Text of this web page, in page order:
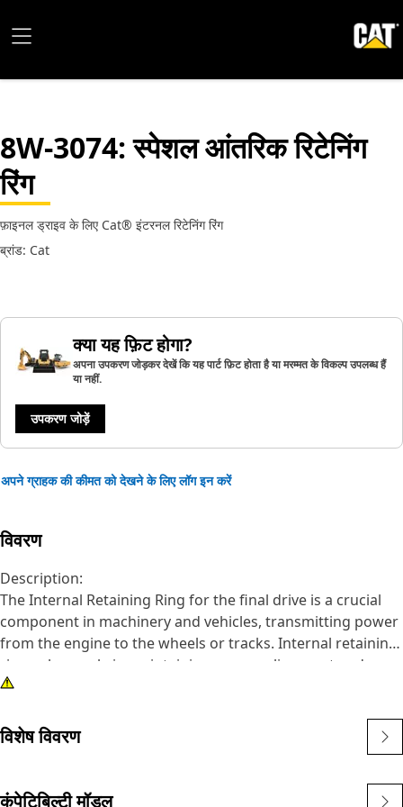
8W-3074: स्पेशल आंतरिक रिटेनिंग
रिंग
फ़ाइनल ड्राइव के लिए Cat® इंटरनल रिटेनिंग रिंग
ब्रांड: Cat
क्या यह फ़िट होगा?
अपना उपकरण जोड़कर देखें कि यह पार्ट फ़िट होता है या मरम्मत के विकल्प उपलब्ध हैं
या नहीं.
उपकरण जोड़ें
अपने ग्राहक की कीमत को देखने के लिए लॉग इन करें
विवरण
Description:
The Internal Retaining Ring for the final drive is a crucial
component in machinery and vehicles, transmitting power
from the engine to the wheels or tracks. Internal retaining
rings play a role in maintaining proper alignment and
preventing axial movement of components within the final
that is compressed when it is installed, which helps to keep
Attributes:
विशेष विवरण
कंपेटिबिल्टी मॉडल